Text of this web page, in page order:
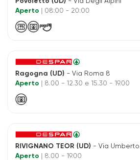
Aperto
| 08:00 - 20:00
Ragogna (UD) - Via Roma 8
Aperto
| 8.00 - 12.30 e 15.30 - 19.00
RIVIGNANO TEOR (UD) - Via Umberto I',42
Aperto
| 8.00 - 19.00